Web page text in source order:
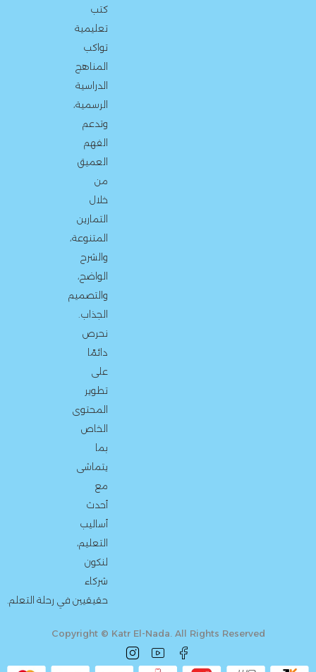
كتب
تعليمية
تواكب
المناهج
الدراسية
الرسمية،
وتدعم
الفهم
العميق
من
خلال
التمارين
المتنوعة،
والشرح
الواضح،
والتصميم
الجذاب.
نحرص
دائمًا
على
تطوير
المحتوى
الخاص
بما
يتماشى
مع
أحدث
أساليب
التعليم،
لنكون
شركاء
حقيقيين في رحلة التعلم.
Copyright © Katr El-Nada. All Rights Reserved